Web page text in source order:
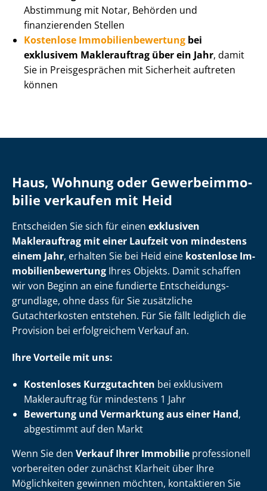
Abstimmung mit Notar, Behörden und
finanzierenden Stellen
Kostenlose Im­mo­bi­li­en­be­wer­tung bei
exklusivem Maklerauftrag über ein Jahr, damit
Sie in Preisgesprächen mit Sicherheit auftreten
können
Haus, Wohnung oder Ge­wer­be­im­mo­
bi­lie verkaufen mit Heid
Entscheiden Sie sich für einen exklusiven
Maklerauftrag mit einer Laufzeit von mindestens
einem Jahr, erhalten Sie bei Heid eine kostenlose Im­
mo­bi­li­en­be­wer­tung Ihres Objekts. Damit schaffen
wir von Beginn an eine fundierte Ent­schei­dungs­
grund­la­ge, ohne dass für Sie zusätzliche
Gutachterkosten entstehen. Für Sie fällt lediglich die
Provision bei erfolgreichem Verkauf an.
Ihre Vorteile mit uns:
Kostenloses Kurzgutachten bei exklusivem
Maklerauftrag für mindestens 1 Jahr
Bewertung und Vermarktung aus einer Hand,
abgestimmt auf den Markt
Wenn Sie den Verkauf Ihrer Immobilie professionell
vorbereiten oder zunächst Klarheit über Ihre
Möglichkeiten gewinnen möchten, kontaktieren Sie